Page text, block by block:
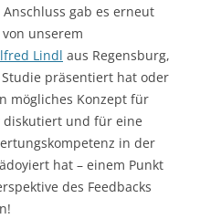
gab es erneut
unserem
Lindl aus Regensburg,
Studie präsentiert hat oder
mögliches Konzept für
diskutiert und für eine
in der
hat – einem Punkt
des Feedbacks